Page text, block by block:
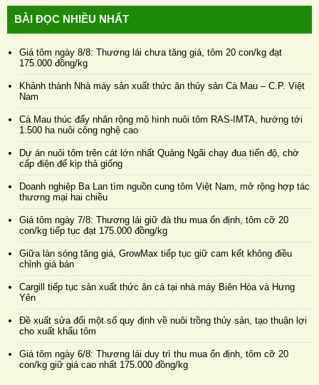
BÀI ĐỌC NHIỀU NHẤT
Giá tôm ngày 8/8: Thương lái chưa tăng giá, tôm 20 con/kg đạt
175.000 đồng/kg
Khánh thành Nhà máy sản xuất thức ăn thủy sản Cà Mau – C.P. Việt
Nam
Cà Mau thúc đẩy nhân rộng mô hình nuôi tôm RAS-IMTA, hướng tới
1.500 ha nuôi công nghệ cao
Dự án nuôi tôm trên cát lớn nhất Quảng Ngãi chạy đua tiến độ, chờ
cấp điện để kịp thả giống
Doanh nghiệp Ba Lan tìm nguồn cung tôm Việt Nam, mở rộng hợp tác
thương mại hai chiều
Giá tôm ngày 7/8: Thương lái giữ đà thu mua ổn định, tôm cỡ 20
con/kg tiếp tục đạt 175.000 đồng/kg
Giữa làn sóng tăng giá, GrowMax tiếp tục giữ cam kết không điều
chỉnh giá bán
Cargill tiếp tục sản xuất thức ăn cá tại nhà máy Biên Hòa và Hưng
Yên
Đề xuất sửa đổi một số quy định về nuôi trồng thủy sản, tạo thuận lợi
cho xuất khẩu tôm
Giá tôm ngày 6/8: Thương lái duy trì thu mua ổn định, tôm cỡ 20
con/kg giữ giá cao nhất 175.000 đồng/kg